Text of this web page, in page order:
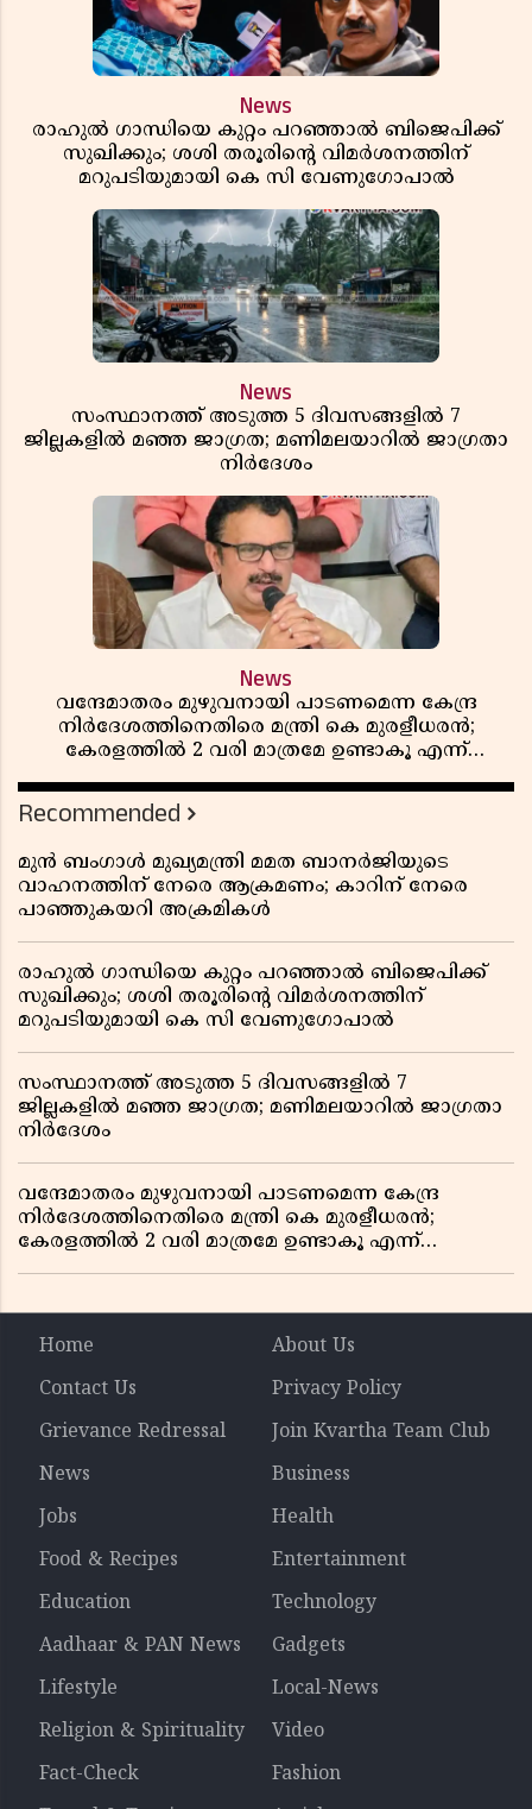
News
രാഹുൽ ഗാന്ധിയെ കുറ്റം പറഞ്ഞാൽ ബിജെപിക്ക്
സുഖിക്കും; ശശി തരൂരിന്റെ വിമർശനത്തിന്
മറുപടിയുമായി കെ സി വേണുഗോപാൽ
News
സംസ്ഥാനത്ത് അടുത്ത 5 ദിവസങ്ങളിൽ 7
ജില്ലകളിൽ മഞ്ഞ ജാഗ്രത; മണിമലയാറിൽ ജാഗ്രതാ
നിർദേശം
News
വന്ദേമാതരം മുഴുവനായി പാടണമെന്ന കേന്ദ്ര
നിർദേശത്തിനെതിരെ മന്ത്രി കെ മുരളീധരൻ;
കേരളത്തിൽ 2 വരി മാത്രമേ ഉണ്ടാകൂ എന്ന്
Recommended
മുൻ ബംഗാൾ മുഖ്യമന്ത്രി മമത ബാനർജിയുടെ
വാഹനത്തിന് നേരെ ആക്രമണം; കാറിന് നേരെ
പാഞ്ഞുകയറി അക്രമികൾ
രാഹുൽ ഗാന്ധിയെ കുറ്റം പറഞ്ഞാൽ ബിജെപിക്ക്
സുഖിക്കും; ശശി തരൂരിന്റെ വിമർശനത്തിന്
മറുപടിയുമായി കെ സി വേണുഗോപാൽ
സംസ്ഥാനത്ത് അടുത്ത 5 ദിവസങ്ങളിൽ 7
ജില്ലകളിൽ മഞ്ഞ ജാഗ്രത; മണിമലയാറിൽ ജാഗ്രതാ
നിർദേശം
വന്ദേമാതരം മുഴുവനായി പാടണമെന്ന കേന്ദ്ര
നിർദേശത്തിനെതിരെ മന്ത്രി കെ മുരളീധരൻ;
കേരളത്തിൽ 2 വരി മാത്രമേ ഉണ്ടാകൂ എന്ന്
Home
About Us
Contact Us
Privacy Policy
Grievance Redressal
Join Kvartha Team Club
News
Business
Jobs
Health
Food & Recipes
Entertainment
Education
Technology
Aadhaar & PAN News
Gadgets
Lifestyle
Local-News
Religion & Spirituality
Video
Fact-Check
Fashion